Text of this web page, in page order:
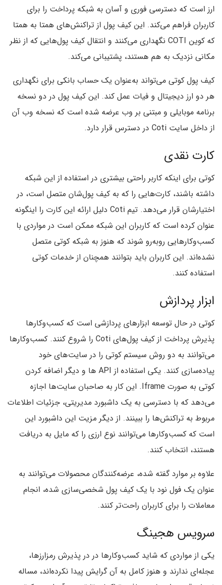
ارز است که دسترسی فوری و آسان به شبکه پرداخت را برای
کاربران فراهم می‌کند. این کیف پول از تراکنش‌های همتا به همتا
که کوین COTI نگهداری می‌کنند و انتقال کیف پول‌هایی که از نظر
مکانی نزدیک به هم هستند، پشتیبانی می‌کند.
کیف پول کوتی می‌تواند به‌عنوان یک حساب بانکی برای نگهداری
هر دو ارز دیجیتال و فیات عمل کند. این کیف پول در دو نسخه
برنامه موبایلی و مبتنی بر وب عرضه شده است که نسخه وب آن
از داخل سایت Coti در دسترس قرار دارد.
کارت نقدی
کوتی برای اینکه کاربر راحتی بیشتری در استفاده از این شبکه
داشته باشند، کارت‌هایی را که به کیف پول‌شان متصل است، در
اختیارشان قرار می‌دهد. تیم Coti دلیل ارائه این کارت را اینگونه
عنوان کرده است که کاربران این شبکه ممکن است در مواردی با
کسب‌وکارهایی روبه‌رو شوند که هنوز به شبکه کوتی متصل
نشده‌اند. این کاربران باید بتوانند همچنان از خدمات کوتی
استفاده کنند.
ابزار پردازش
کوتی در حال توسعه ابزارهای پردازشی است که کسب‌وکارها
پذیرش پرداخت از کیف پول‌های Coti را شروع کنند. کسب‌وکارها
می‌توانند به دو روش سیستم کوتی را در سایت‌های خود
پیاده‌سازی کنند. یکی استفاده از API ها و دیگر اضافه کردن
کوتی به صورت Iframe. این کار به صاحبان سایت‌ها اجازه
می‌دهد که با دسترسی به یک داشبورد مدیریتی، جزئیات اطلاعات
مربوط به تراکنش‌ها را ببینند. از دیگر مزیت این داشبورد این
است که کسب‌وکارها می‌توانند نوع ارزی را که مایل به دریافت
هستند، انتخاب کنند.
علاوه بر موارد گفته شده، عرضه‌کنندگان محصولات می‌توانند به
عنوان یک فول نود با یک کیف پول شخصی‌سازی شده، انجام
معاملات را برای کاربران راحت‌تر کنند.
سرویس هجینگ
یکی از مواردی که شاید کسب‌وکارها در در پذیرش رمزارزها،
عجله‌ای ندارند و هنوز کامل به آن گرایش پیدا نکرده‌اند، مساله